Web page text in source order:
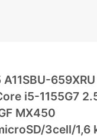
i5-1155G7
MX450
3cell/1,6